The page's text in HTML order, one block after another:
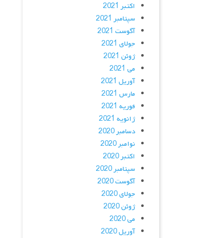
اکتبر 2021
سپتامبر 2021
آگوست 2021
جولای 2021
ژوئن 2021
می 2021
آوریل 2021
مارس 2021
فوریه 2021
ژانویه 2021
دسامبر 2020
نوامبر 2020
اکتبر 2020
سپتامبر 2020
آگوست 2020
جولای 2020
ژوئن 2020
می 2020
آوریل 2020